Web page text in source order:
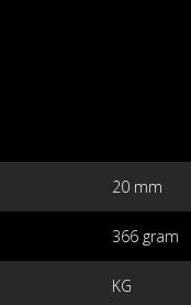
20 mm
366 gram
KG